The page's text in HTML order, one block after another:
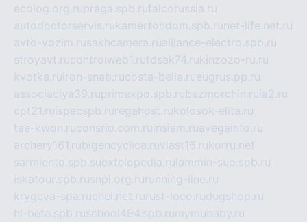
ecolog.org.rupraga.spb.rufalcorussia.ru
autodoctorservis.rukamertondom.spb.ru net-life.net.ru
avto-vozim.rusakhcamera.rualliance-electro.spb.ru
stroyavt.rucontrolweb1.rutdsak74.rukinzozo-ru.ru
kvotka.ru iron-snab.rucosta-bella.rueugrus.pp.ru
associaciya39.ruprimexpo.spb.rubezmorchin.ru ia2.ru
cpt21.ru ispecspb.ru regahost.rukolosok-elita.ru
tae-kwon.ruconsrio.com.ru insiam.ruavegainfo.ru
archery161.rubigencyclica.ruvlast16.rukorru.net
sarmiento.spb.suextelopedia.ru lammin-suo.spb.ru
iskatour.spb.rusnpi.org.ru running-line.ru
krygeva-spa.ruchel.net.ru rust-loco.rudugshop.ru
hl-beta.spb.ruschool494.spb.ru mymubaby.ru